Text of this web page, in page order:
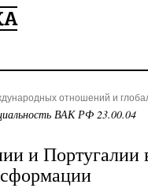
отношений и
ВАК РФ 23.00.04
и Португалии